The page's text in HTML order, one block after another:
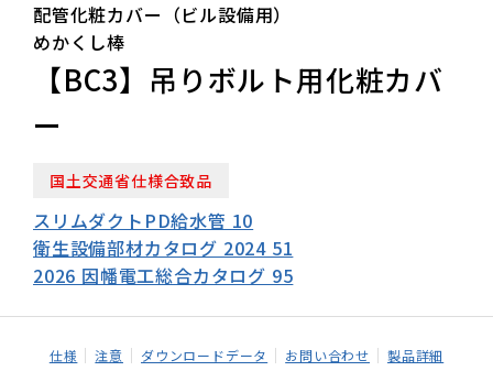
配管化粧カバー（ビル設備用）
めかくし棒
【BC3】吊りボルト用化粧カバ
ー
国土交通省仕様合致品
スリムダクトPD給水管 10
衛生設備部材カタログ 2024 51
2026 因幡電工総合カタログ 95
仕様 注意 ダウンロードデータ お問い合わせ 製品詳細